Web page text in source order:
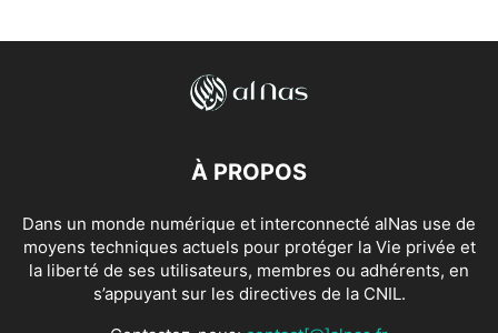
À PROPOS
Dans un monde numérique et interconnecté alNas use de
moyens techniques actuels pour protéger la Vie privée et
la liberté de ses utilisateurs, membres ou adhérents, en
s’appuyant sur les directives de la CNIL.